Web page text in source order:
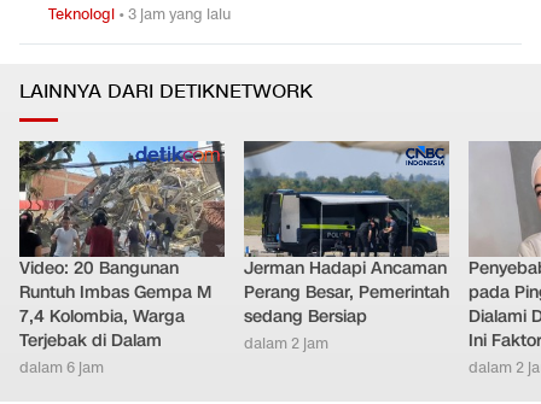
Teknologi •3 jam yang lalu
LAINNYA DARI DETIKNETWORK
Video: 20 Bangunan
Runtuh Imbas Gempa M
7,4 Kolombia, Warga
Terjebak di Dalam
dalam 6 jam
Jerman Hadapi Ancaman
Perang Besar, Pemerintah
sedang Bersiap
dalam 2 jam
pada
Dialami
Ini
dalam 2